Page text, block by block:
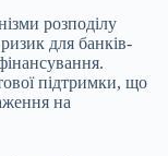
розподілу
для банків-
підтримки, що
на